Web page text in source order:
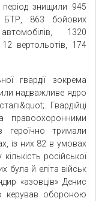
період знищили 945
863 бойових
1320
12 вертольотів, 174
гвардії зокрема
надважливе ядро
Гвардійці
правоохоронними
героїчно тримали
із них 82 в умовах
російської
була й еліта військ
«азовців» Денис
керував обороною